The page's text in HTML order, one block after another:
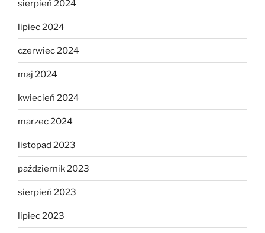
sierpień 2024
lipiec 2024
czerwiec 2024
maj 2024
kwiecień 2024
marzec 2024
listopad 2023
październik 2023
sierpień 2023
lipiec 2023